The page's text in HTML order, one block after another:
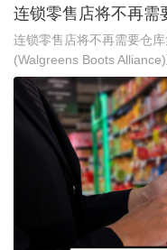
连锁零售店将不再需
连锁零售店将不再需要仓
(Walgreens Boots Alliance)